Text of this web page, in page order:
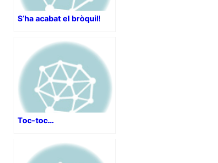
S’ha acabat el bròquil!
Toc-toc…